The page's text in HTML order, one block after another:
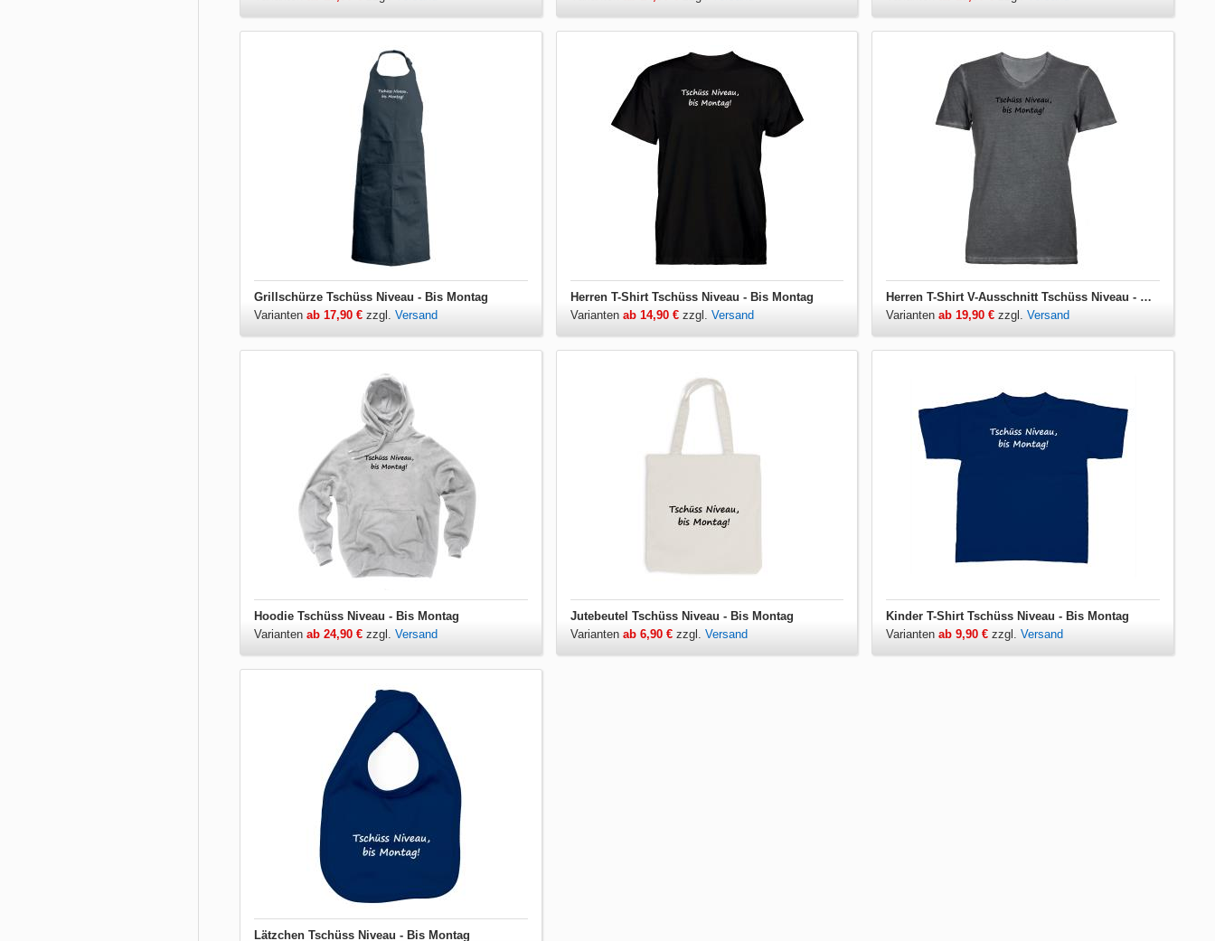
Grillschürze Tschüss Niveau - Bis Montag
Varianten ab 17,90 € zzgl. Versand
Herren T-Shirt Tschüss Niveau - Bis Montag
Varianten ab 14,90 €zzgl. Versand
Herren T-Shirt V-Ausschnitt Tschüss Niveau - Bis Montag
Variantenab 19,90 € zzgl.Versand
Hoodie Tschüss Niveau - Bis Montag
Varianten ab 24,90 € zzgl. Versand
Jutebeutel Tschüss Niveau - Bis Montag
Varianten ab 6,90 €zzgl. Versand
Kinder T-Shirt Tschüss Niveau - Bis Montag
Variantenab 9,90 € zzgl.Versand
Lätzchen Tschüss Niveau - Bis Montag